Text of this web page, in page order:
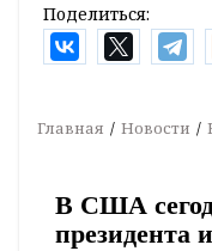
Поделиться:
Главная Новости
В США
президента